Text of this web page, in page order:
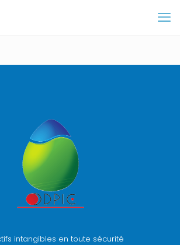
intangibles en toute sécurité